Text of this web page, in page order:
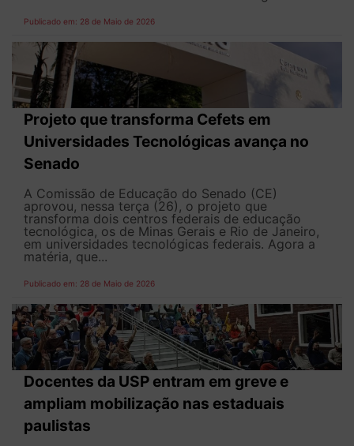
Publicado em: 28 de Maio de 2026
Projeto que transforma Cefets em
Universidades Tecnológicas avança no
Senado
A Comissão de Educação do Senado (CE)
aprovou, nessa terça (26), o projeto que
transforma dois centros federais de educação
tecnológica, os de Minas Gerais e Rio de Janeiro,
em universidades tecnológicas federais. Agora a
matéria, que...
Publicado em: 28 de Maio de 2026
Docentes da USP entram em greve e
ampliam mobilização nas estaduais
paulistas